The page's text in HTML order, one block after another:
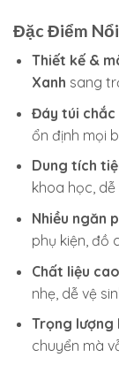
Đặc Điểm
Thiết kế &
Xanh sang
Đáy túi chắc
ổn định mọi
Dung tích
khoa học,
Nhiều ngăn
phụ kiện, đồ
Chất liệu
nhẹ, dễ vệ
Trọng lượng
chuyển mà